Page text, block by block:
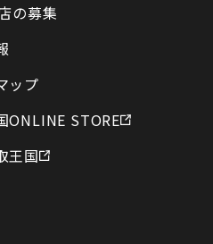
の募集
ップ
ONLINE STORE
王国